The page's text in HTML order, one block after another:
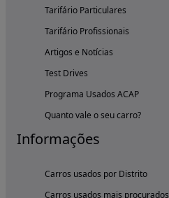
Tarifário Particulares
Tarifário Profissionais
Artigos e Notícias
Test Drives
Programa Usados ACAP
Quanto vale o seu carro?
Informações
Carros usados por Distrito
Carros usados mais procurados